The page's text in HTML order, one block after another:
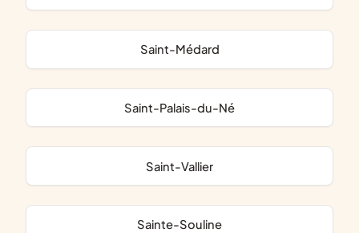
Saint-Médard
Saint-Palais-du-Né
Saint-Vallier
Sainte-Souline